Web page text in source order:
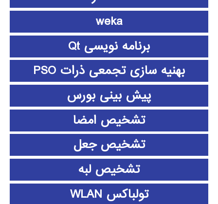
weka
برنامه نویسی Qt
بهنیه سازی تجمعی ذرات PSO
پیش بینی بورس
تشخیص امضا
تشخیص جعل
تشخیص لبه
تولباکس WLAN